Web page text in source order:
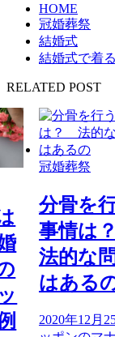
HOME
冠婚葬祭
結婚式
結婚式で着
RELATED POST
華やか
礼衣装
打掛」
どんな
の？